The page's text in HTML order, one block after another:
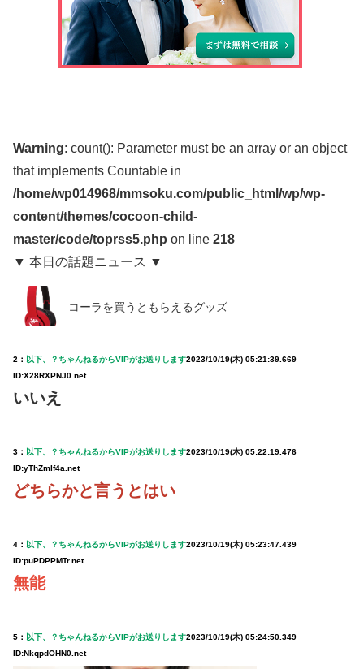
Warning: count(): Parameter must be an array or an object
that implements Countable in
/home/wp014968/mmsoku.com/public_html/wp/wp-
content/themes/cocoon-child-
master/code/toprss5.php on line 218
▼ 本日の話題ニュース ▼
コーラを買うともらえるグッズ
2： 以下、？ちゃんねるからVIPがお送りします2023/10/19(木) 05:21:39.669
ID:X28RXPNJ0.net
いいえ
3： 以下、？ちゃんねるからVIPがお送りします2023/10/19(木) 05:22:19.476
ID:yThZmlf4a.net
どちらかと言うとはい
4： 以下、？ちゃんねるからVIPがお送りします2023/10/19(木) 05:23:47.439
ID:puPDPPMTr.net
無能
5： 以下、？ちゃんねるからVIPがお送りします2023/10/19(木) 05:24:50.349
ID:NkqpdOHN0.net